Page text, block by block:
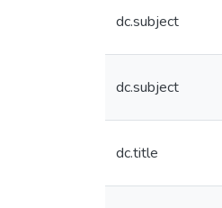
dc.subject
dc.subject
dc.title